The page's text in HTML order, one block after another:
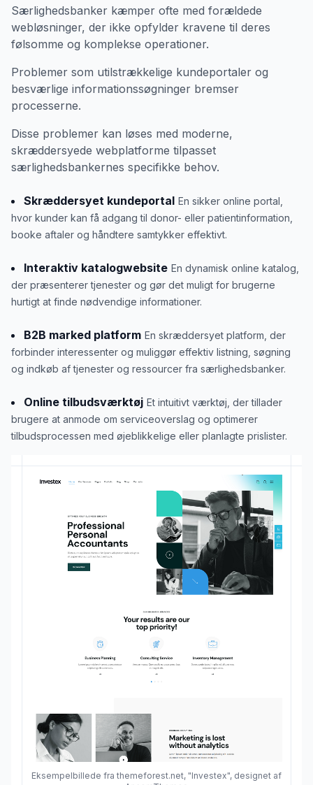
Eksempelbillede fra themeforest.net, "Investex", designet af
Særlighedsbanker kæmper ofte med forældede
webløsninger, der ikke opfylder kravene til deres
følsomme og komplekse operationer.
Problemer som utilstrækkelige kundeportaler og
besværlige informationssøgninger bremser
processerne.
Disse problemer kan løses med moderne,
skræddersyede webplatforme tilpasset
særlighedsbankernes specifikke behov.
Skræddersyet kundeportal En sikker online portal,
hvor kunder kan få adgang til donor- eller patientinformation,
booke aftaler og håndtere samtykker effektivt.
Interaktiv katalogwebsite En dynamisk online katalog,
der præsenterer tjenester og gør det muligt for brugerne
hurtigt at finde nødvendige informationer.
B2B marked platform En skræddersyet platform, der
forbinder interessenter og muliggør effektiv listning, søgning
og indkøb af tjenester og ressourcer fra særlighedsbanker.
Online tilbudsværktøj Et intuitivt værktøj, der tillader
brugere at anmode om serviceoverslag og optimerer
tilbudsprocessen med øjeblikkelige eller planlagte prislister.